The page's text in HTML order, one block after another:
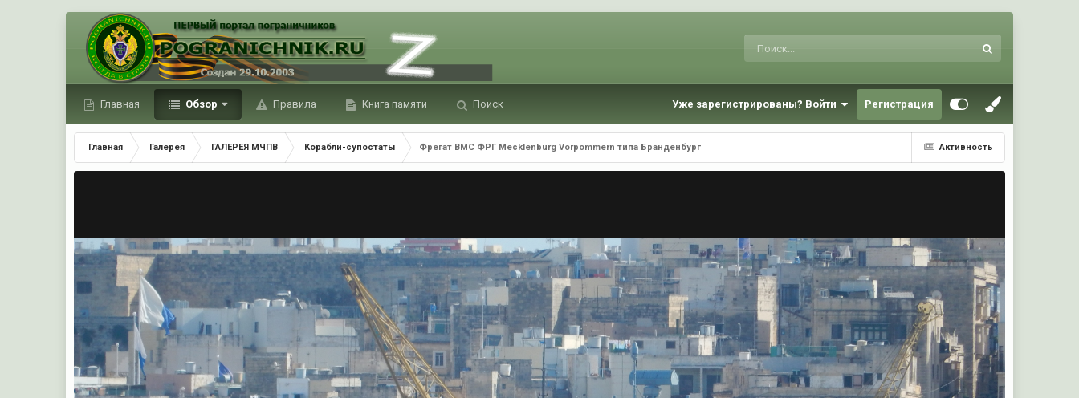
Главная Обзор Правила Книга памяти Поиск Уже зарегистрированы? Войти Регистрация
Активность
Главная Галерея ГАЛЕРЕЯ МЧПВ Корабли-супостаты Фрегат ВМС ФРГ Mecklenburg Vorpommern типа Бранденбург